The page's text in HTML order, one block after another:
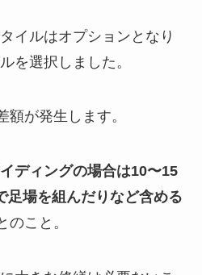
イルはオプションとなり
を選択しました。
額が発生します。
ディングの場合は10〜15
足場を組んだりなど含める
のこと。